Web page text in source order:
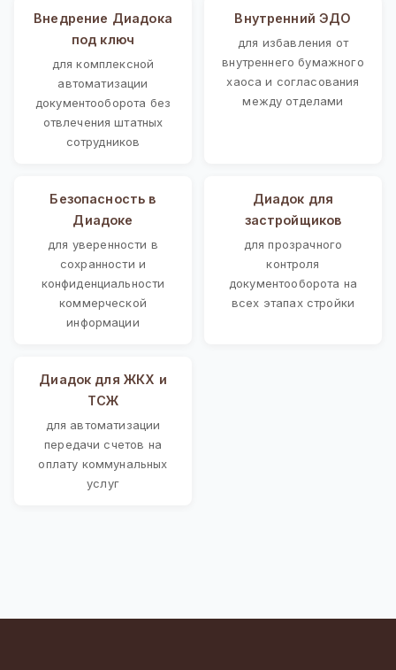
Внедрение Диадока
под ключ
для комплексной
автоматизации
документооборота без
отвлечения штатных
сотрудников
Внутренний ЭДО
для избавления от
внутреннего бумажного
хаоса и согласования
между отделами
Безопасность в
Диадоке
для уверенности в
сохранности и
конфиденциальности
коммерческой
информации
Диадок для
застройщиков
для прозрачного
контроля
документооборота на
всех этапах стройки
Диадок для ЖКХ и
ТСЖ
для автоматизации
передачи счетов на
оплату коммунальных
услуг